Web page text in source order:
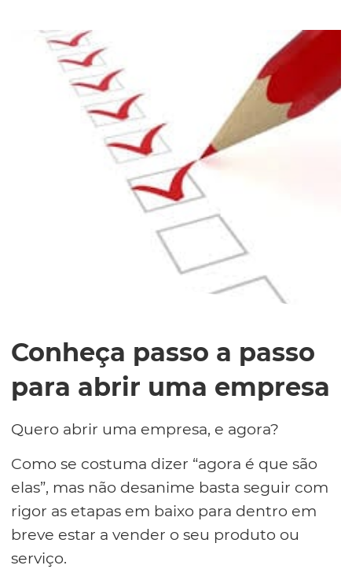
Conheça passo a passo
para abrir uma empresa
Quero abrir uma empresa, e agora?
Como se costuma dizer “agora é que são
elas”, mas não desanime basta seguir com
rigor as etapas em baixo para dentro em
breve estar a vender o seu produto ou
serviço.